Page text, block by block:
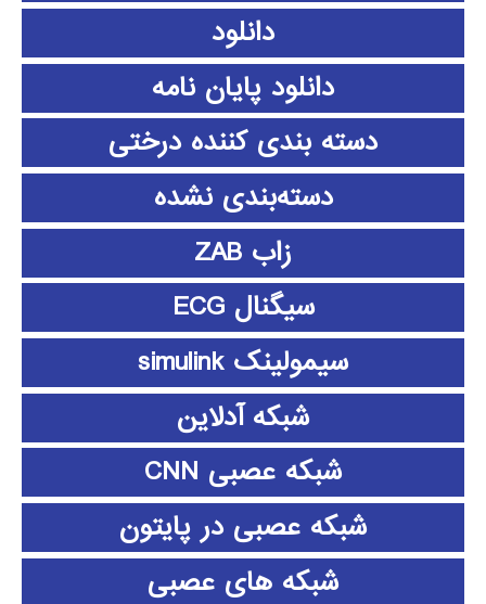
دانلود
دانلود پايان نامه
دسته بندی کننده درختی
دسته‌بندی نشده
زاب ZAB
سیگنال ECG
سیمولینک simulink
شبکه آدلاین
شبکه عصبی CNN
شبکه عصبی در پایتون
شبکه های عصبی